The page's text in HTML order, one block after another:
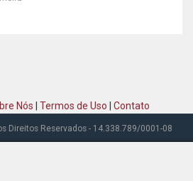
Nós Termos de Uso Contato
Direitos Reservados - 14.338.789/0001-08